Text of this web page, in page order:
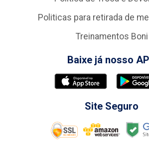
Politicas para retirada de
Treinamentos Boni
Baixe já nosso
Site Seguro